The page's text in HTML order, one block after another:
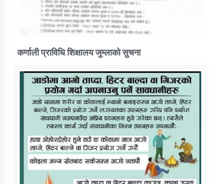
कर्णाली प्राविधि शिक्षालय जुम्लाको सुचना